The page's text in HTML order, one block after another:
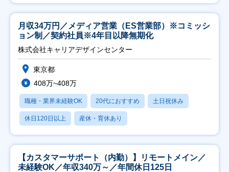
月収34万円／メディア営業（ES営業部）※コミッシ
ョン制／契約社員※4年目以降無期化
株式会社キャリアデザインセンター
東京都
408万~408万
職種・業界未経験OK 20代におすすめ 土日祝休み
休日120日以上 産休・育休あり
【カスタマーサポート（内勤）】リモートメイン／
未経験OK／年収340万～／年間休日125日